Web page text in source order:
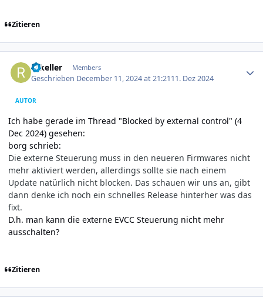
Zitieren
rakeller Members
Geschrieben December 11, 2024 at 21:2111. Dez 2024
AUTOR
Ich habe gerade im Thread "Blocked by external control" (4
Dec 2024) gesehen:
borg schrieb:
Die externe Steuerung muss in den neueren Firmwares nicht
mehr aktiviert werden, allerdings sollte sie nach einem
Update natürlich nicht blocken. Das schauen wir uns an, gibt
dann denke ich noch ein schnelles Release hinterher was das
fixt.
D.h. man kann die externe EVCC Steuerung nicht mehr
ausschalten?
Zitieren